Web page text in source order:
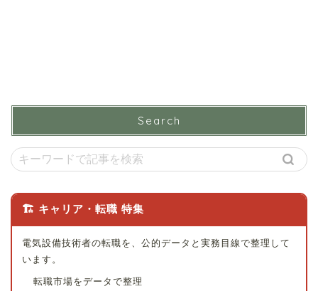
Search
🏗 キャリア・転職 特集
電気設備技術者の転職を、公的データと実務目線で整理して
います。
転職市場をデータで整理